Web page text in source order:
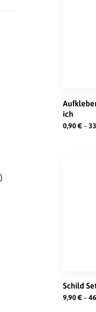
ich
0,90€–
Schild
9,90€–